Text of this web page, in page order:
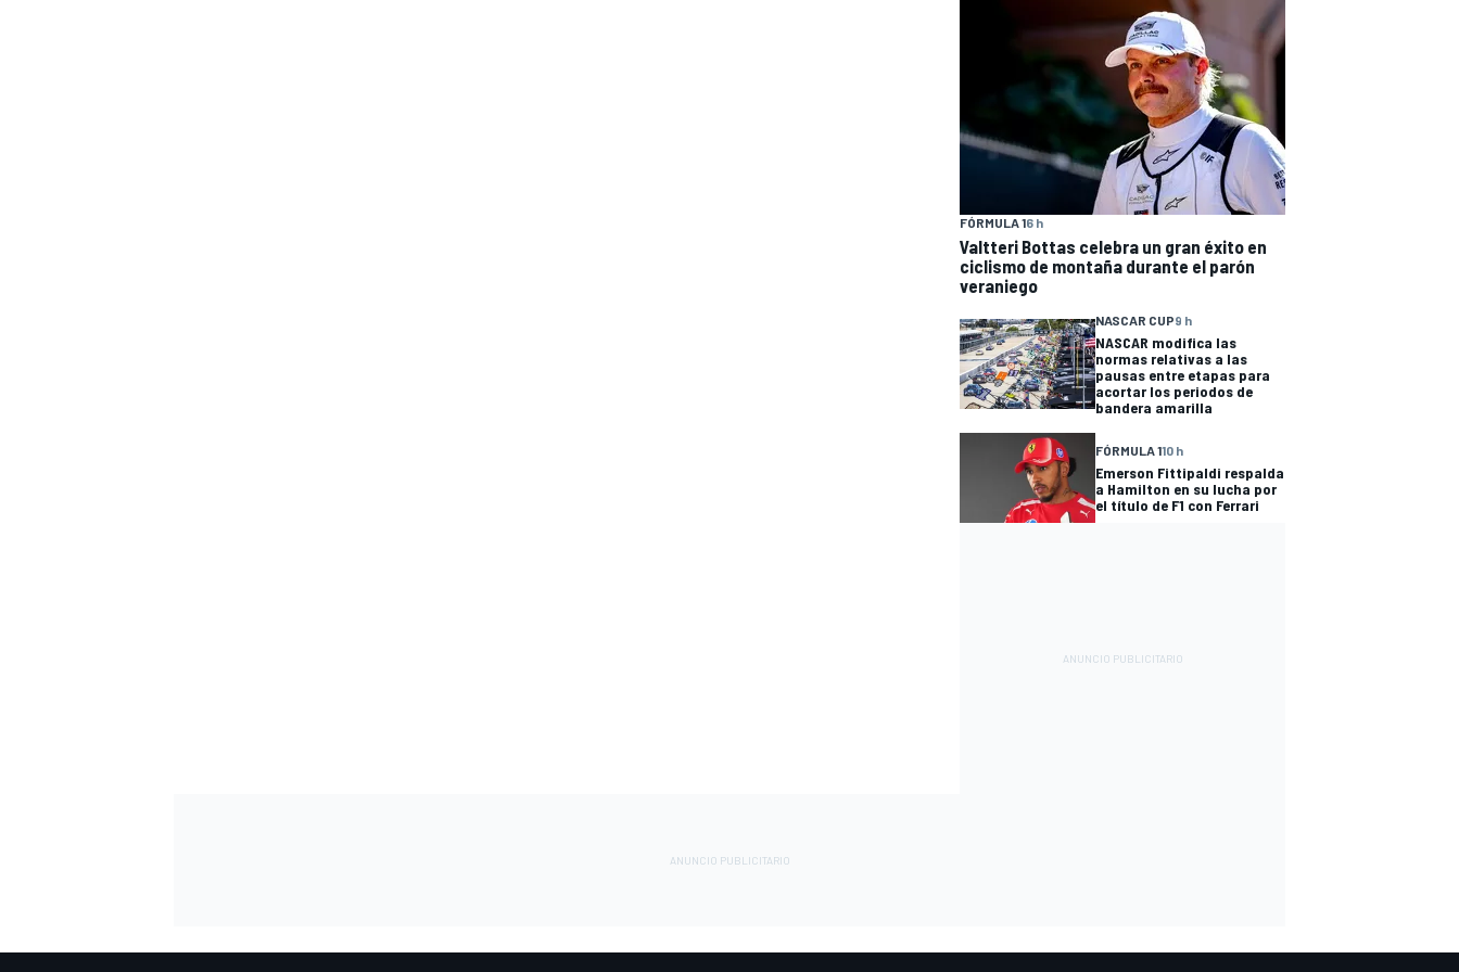
FÓRMULA 16 h
Valtteri Bottas celebra un gran éxito en
ciclismo de montaña durante el parón
veraniego
NASCAR CUP9 h
NASCAR modifica las
normas relativas a las
pausas entre etapas para
acortar los periodos de
bandera amarilla
FÓRMULA 110 h
Emerson Fittipaldi respalda
a Hamilton en su lucha por
el título de F1 con Ferrari